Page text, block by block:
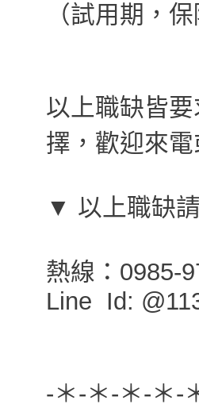
（試用期，
以上職缺皆
擇，歡迎來
▼ 以上職缺
熱線：0985-
Line Id:
-＊-＊-＊-＊-